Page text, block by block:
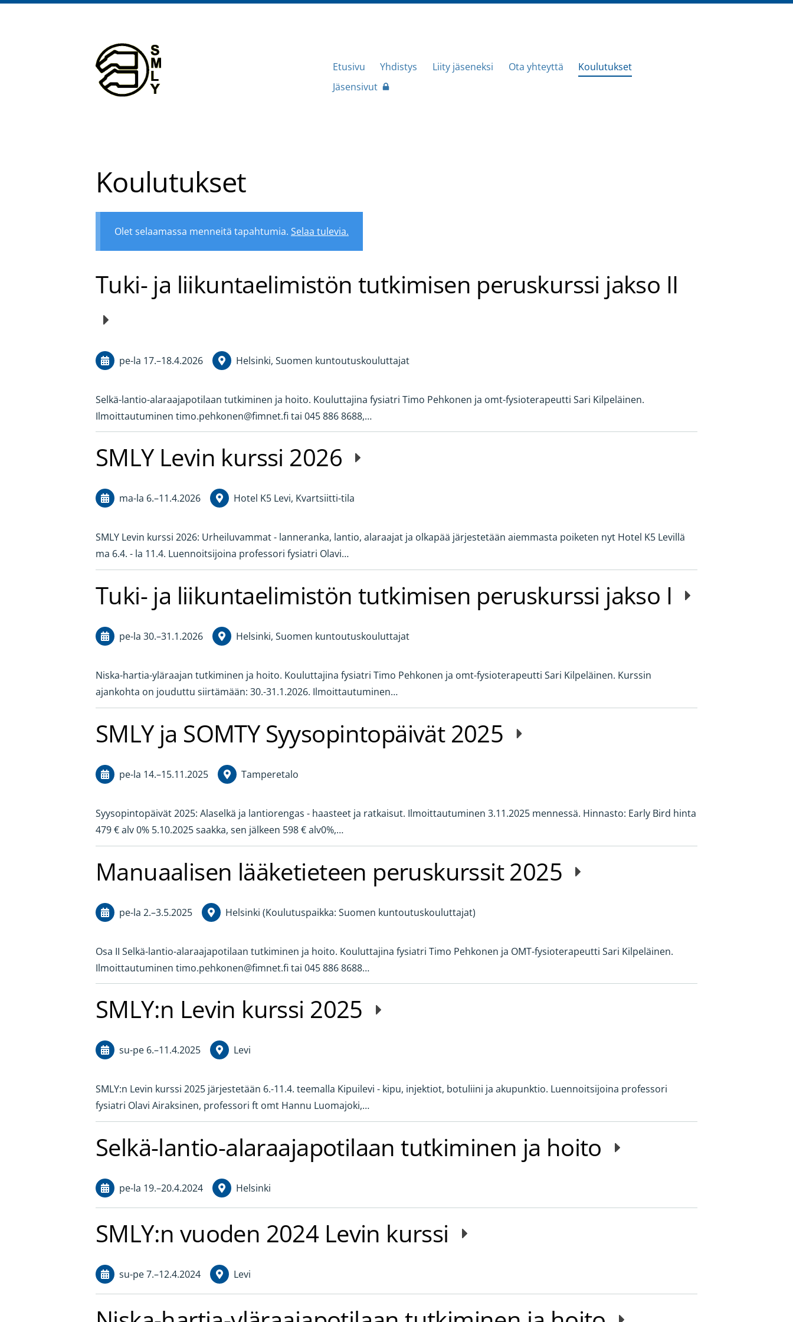
Suomen Manuaalisen Lääketieteen Yhdistys
Etusivu Yhdistys Liity jäseneksi Ota yhteyttä
Koulutukset
Jäsensivut
Koulutukset
Olet selaamassa menneitä tapahtumia. Selaa tulevia.
Tuki- ja liikuntaelimistön tutkimisen peruskurssi jakso II
pe-la 17.–18.4.2026 Helsinki, Suomen kuntoutuskouluttajat
Selkä-lantio-alaraajapotilaan tutkiminen ja hoito. Kouluttajina fysiatri Timo Pehkonen ja omt-fysioterapeutti Sari Kilpeläinen.
Ilmoittautuminen timo.pehkonen@fimnet.fi tai 045 886 8688,…
SMLY Levin kurssi 2026
ma-la 6.–11.4.2026 Hotel K5 Levi, Kvartsiitti-tila
SMLY Levin kurssi 2026: Urheiluvammat - lanneranka, lantio, alaraajat ja olkapää järjestetään aiemmasta poiketen nyt Hotel K5 Levillä
ma 6.4. - la 11.4. Luennoitsijoina professori fysiatri Olavi…
Tuki- ja liikuntaelimistön tutkimisen peruskurssi jakso I
pe-la 30.–31.1.2026 Helsinki, Suomen kuntoutuskouluttajat
Niska-hartia-yläraajan tutkiminen ja hoito. Kouluttajina fysiatri Timo Pehkonen ja omt-fysioterapeutti Sari Kilpeläinen. Kurssin
ajankohta on jouduttu siirtämään: 30.-31.1.2026. Ilmoittautuminen…
SMLY ja SOMTY Syysopintopäivät 2025
pe-la 14.–15.11.2025 Tamperetalo
Syysopintopäivät 2025: Alaselkä ja lantiorengas - haasteet ja ratkaisut. Ilmoittautuminen 3.11.2025 mennessä. Hinnasto: Early Bird hinta
479 € alv 0% 5.10.2025 saakka, sen jälkeen 598 € alv0%,…
Manuaalisen lääketieteen peruskurssit 2025
pe-la 2.–3.5.2025 Helsinki (Koulutuspaikka: Suomen kuntoutuskouluttajat)
Osa II Selkä-lantio-alaraajapotilaan tutkiminen ja hoito. Kouluttajina fysiatri Timo Pehkonen ja OMT-fysioterapeutti Sari Kilpeläinen.
Ilmoittautuminen timo.pehkonen@fimnet.fi tai 045 886 8688…
SMLY:n Levin kurssi 2025
su-pe 6.–11.4.2025 Levi
SMLY:n Levin kurssi 2025 järjestetään 6.-11.4. teemalla Kipuilevi - kipu, injektiot, botuliini ja akupunktio. Luennoitsijoina professori
fysiatri Olavi Airaksinen, professori ft omt Hannu Luomajoki,…
Selkä-lantio-alaraajapotilaan tutkiminen ja hoito
pe-la 19.–20.4.2024 Helsinki
SMLY:n vuoden 2024 Levin kurssi
su-pe7.–12.4.2024 Levi